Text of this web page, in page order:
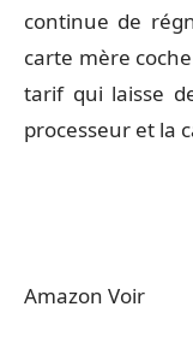
continue de
carte mère
tarif qui laisse
processeur et la
Amazon Voir